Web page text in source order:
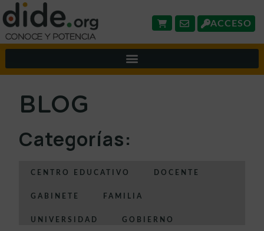
ACCESO
BLOG
Categorías:
CENTRO EDUCATIVO DOCENTE
GABINETE FAMILIA
UNIVERSIDAD GOBIERNO